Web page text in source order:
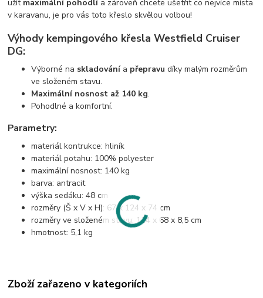
užít maximální pohodlía zároveň chcete ušetřit co nejvíce místa
v karavanu, je pro vás toto křeslo skvělou volbou!
Výhody kempingového křesla Westfield Cruiser
DG:
Výborné na skladovánía přepravu díky malým rozměrům
ve složeném stavu.
Maximální nosnost až 140 kg.
Pohodlné a komfortní.
Parametry:
materiál kontrukce: hliník
materiál potahu: 100% polyester
maximální nosnost: 140 kg
barva: antracit
výška sedáku: 48 cm
rozměry (Š x V x H): 67 x 124 x 74 cm
rozměry ve složeném stavu: 114 x 68 x 8,5 cm
hmotnost: 5,1 kg
Zboží zařazeno v kategoriích